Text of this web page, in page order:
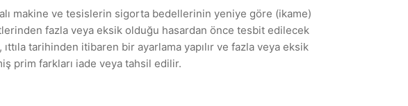
makine ve tesislerin sigorta bedellerinin yeniye göre (ikame)
fazla veya eksik olduğu hasardan önce tesbit edilecek
ıttıla tarihinden itibaren bir ayarlama yapılır ve fazla veya eksik
prim farkları iade veya tahsil edilir.